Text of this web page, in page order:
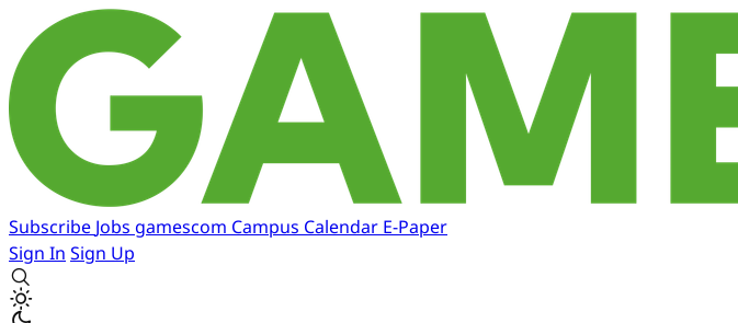
Subscribe Jobs gamescom Campus Calendar E-Paper
Sign In Sign Up